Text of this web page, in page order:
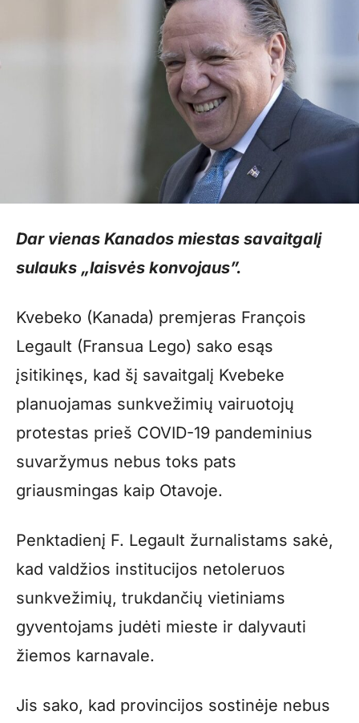
Dar vienas Kanados miestas savaitgalį
sulauks „laisvės konvojaus”.
Kvebeko (Kanada) premjeras François
Legault (Fransua Lego) sako esąs
įsitikinęs, kad šį savaitgalį Kvebeke
planuojamas sunkvežimių vairuotojų
protestas prieš COVID-19 pandeminius
suvaržymus nebus toks pats
griausmingas kaip Otavoje.
Penktadienį F. Legault žurnalistams sakė,
kad valdžios institucijos netoleruos
sunkvežimių, trukdančių vietiniams
gyventojams judėti mieste ir dalyvauti
žiemos karnavale.
Jis sako, kad provincijos sostinėje nebus